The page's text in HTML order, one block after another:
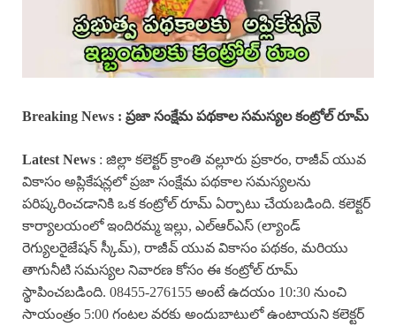
Breaking News : ప్రజా సంక్షేమ పథకాల సమస్యల కంట్రోల్ రూమ్
Latest News : జిల్లా కలెక్టర్ క్రాంతి వల్లూరు ప్రకారం, రాజీవ్ యువ
వికాసం అప్లికేషన్లలో ప్రజా సంక్షేమ పథకాల సమస్యలను
పరిష్కరించడానికి ఒక కంట్రోల్ రూమ్ ఏర్పాటు చేయబడింది. కలెక్టర్
కార్యాలయంలో ఇందిరమ్మ ఇల్లు, ఎల్ఆర్ఎస్ (ల్యాండ్
రెగ్యులరైజేషన్ స్కీమ్), రాజీవ్ యువ వికాసం పథకం, మరియు
తాగునీటి సమస్యల నివారణ కోసం ఈ కంట్రోల్ రూమ్
స్థాపించబడింది. 08455-276155 అంటే ఉదయం 10:30 నుంచి
సాయంత్రం 5:00 గంటల వరకు అందుబాటులో ఉంటాయని కలెక్టర్